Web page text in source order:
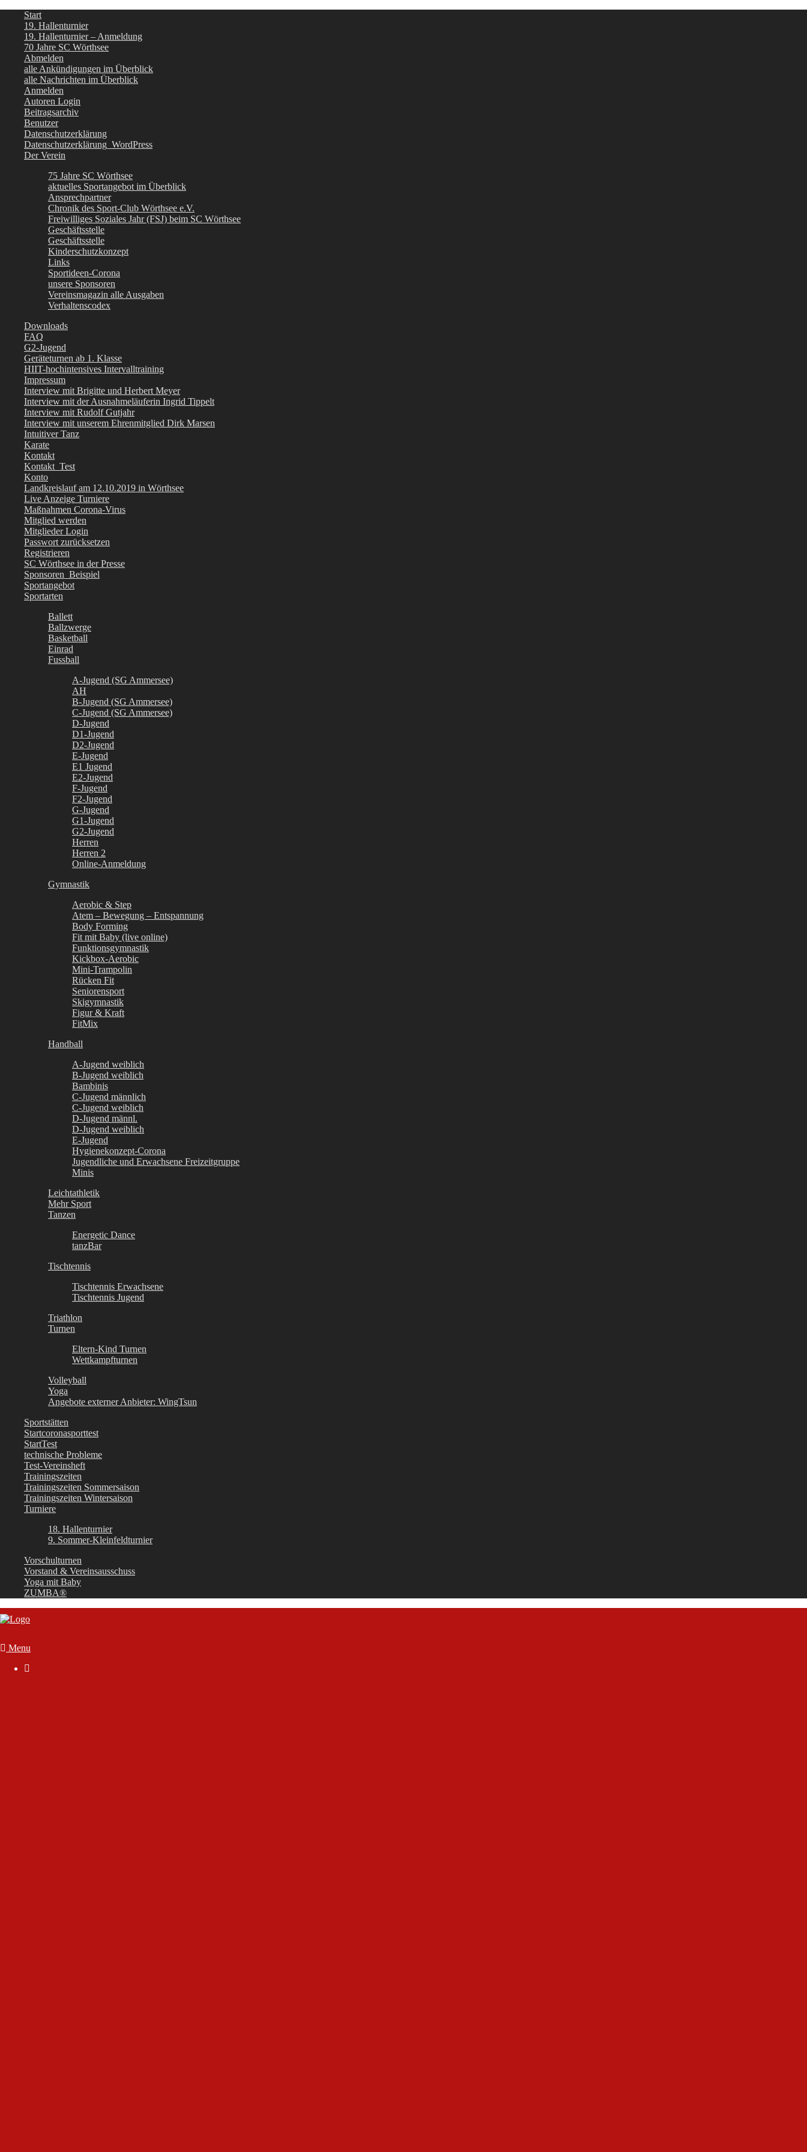
Start
19. Hallenturnier
19. Hallenturnier – Anmeldung
70 Jahre SC Wörthsee
Abmelden
alle Ankündigungen im Überblick
alle Nachrichten im Überblick
Anmelden
Autoren Login
Beitragsarchiv
Benutzer
Datenschutzerklärung
Datenschutzerklärung_WordPress
Der Verein
75 Jahre SC Wörthsee
aktuelles Sportangebot im Überblick
Ansprechpartner
Chronik des Sport-Club Wörthsee e.V.
Freiwilliges Soziales Jahr (FSJ) beim SC Wörthsee
Geschäftsstelle
Geschäftsstelle
Kinderschutzkonzept
Links
Sportideen-Corona
unsere Sponsoren
Vereinsmagazin alle Ausgaben
Verhaltenscodex
Downloads
FAQ
G2-Jugend
Geräteturnen ab 1. Klasse
HIIT-hochintensives Intervalltraining
Impressum
Interview mit Brigitte und Herbert Meyer
Interview mit der Ausnahmeläuferin Ingrid Tippelt
Interview mit Rudolf Gutjahr
Interview mit unserem Ehrenmitglied Dirk Marsen
Intuitiver Tanz
Karate
Kontakt
Kontakt_Test
Konto
Landkreislauf am 12.10.2019 in Wörthsee
Live Anzeige Turniere
Maßnahmen Corona-Virus
Mitglied werden
Mitglieder Login
Passwort zurücksetzen
Registrieren
SC Wörthsee in der Presse
Sponsoren_Beispiel
Sportangebot
Sportarten
Ballett
Ballzwerge
Basketball
Einrad
Fussball
A-Jugend (SG Ammersee)
AH
B-Jugend (SG Ammersee)
C-Jugend (SG Ammersee)
D-Jugend
D1-Jugend
D2-Jugend
E-Jugend
E1 Jugend
E2-Jugend
F-Jugend
F2-Jugend
G-Jugend
G1-Jugend
G2-Jugend
Herren
Herren 2
Online-Anmeldung
Gymnastik
Aerobic & Step
Atem – Bewegung – Entspannung
Body Forming
Fit mit Baby (live online)
Funktionsgymnastik
Kickbox-Aerobic
Mini-Trampolin
Rücken Fit
Seniorensport
Skigymnastik
Figur & Kraft
FitMix
Handball
A-Jugend weiblich
B-Jugend weiblich
Bambinis
C-Jugend männlich
C-Jugend weiblich
D-Jugend männl.
D-Jugend weiblich
E-Jugend
Hygienekonzept-Corona
Jugendliche und Erwachsene Freizeitgruppe
Minis
Leichtathletik
Mehr Sport
Tanzen
Energetic Dance
tanzBar
Tischtennis
Tischtennis Erwachsene
Tischtennis Jugend
Triathlon
Turnen
Eltern-Kind Turnen
Wettkampfturnen
Volleyball
Yoga
Angebote externer Anbieter: WingTsun
Sportstätten
Startcoronasporttest
StartTest
technische Probleme
Test-Vereinsheft
Trainingszeiten
Trainingszeiten Sommersaison
Trainingszeiten Wintersaison
Turniere
18. Hallenturnier
9. Sommer-Kleinfeldturnier
Vorschulturnen
Vorstand & Vereinsausschuss
Yoga mit Baby
ZUMBA®
Menu
